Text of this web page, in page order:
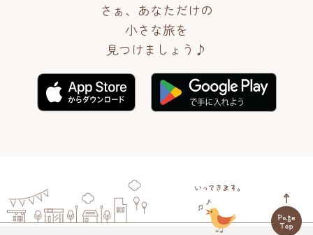
さぁ、あなただけの
小さな旅を
見つけましょう♪